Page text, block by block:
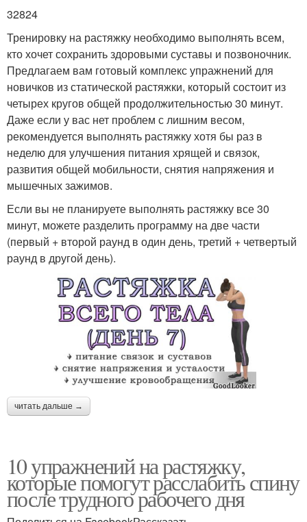
32824
Тренировку на растяжку необходимо выполнять всем,
кто хочет сохранить здоровыми суставы и позвоночник.
Предлагаем вам готовый комплекс упражнений для
новичков из статической растяжки, который состоит из
четырех кругов общей продолжительностью 30 минут.
Даже если у вас нет проблем с лишним весом,
рекомендуется выполнять растяжку хотя бы раз в
неделю для улучшения питания хрящей и связок,
развития общей мобильности, снятия напряжения и
мышечных зажимов.
Если вы не планируете выполнять растяжку все 30
минут, можете разделить программу на две части
(первый + второй раунд в один день, третий + четвертый
раунд в другой день).
читать дальше →
10 упражнений на растяжку,
которые помогут расслабить спину
после трудного рабочего дня